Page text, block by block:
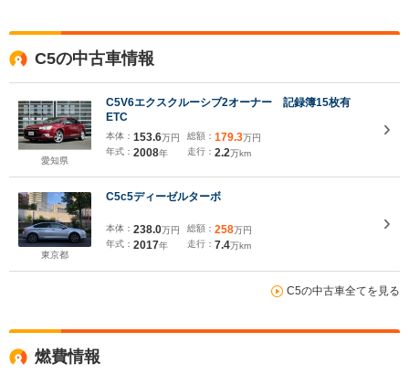
C5の中古車情報
愛知県
C5V6エクスクルーシブ2オーナー 記録簿15枚有
ETC
本体： 153.6万円
年式： 2008年
総額： 179.3万円
走行： 2.2万km
東京都
C5c5ディーゼルターボ
本体： 238.0万円
年式： 2017年
総額： 258万円
走行： 7.4万km
C5の中古車全てを見る
燃費情報